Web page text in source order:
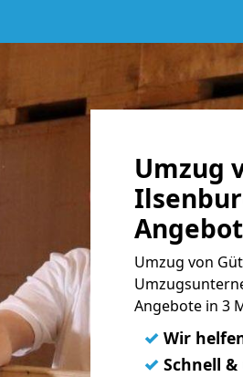
Umzug
Angebot
Umzug von
Angebote in 3
✓ Wir
✓ Schnell